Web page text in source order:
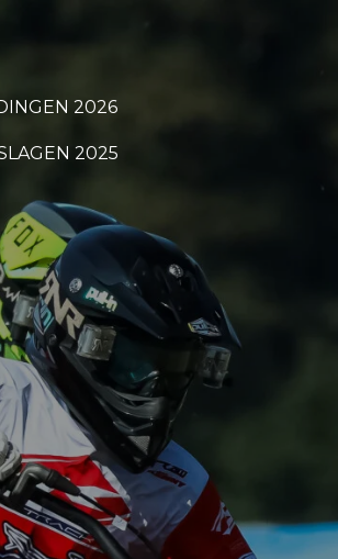
2026
2025